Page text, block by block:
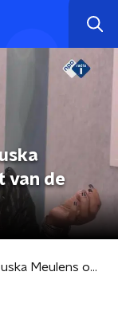
van de
Programmamaker Milouska Meulens over de impact van de dood van George Floyd